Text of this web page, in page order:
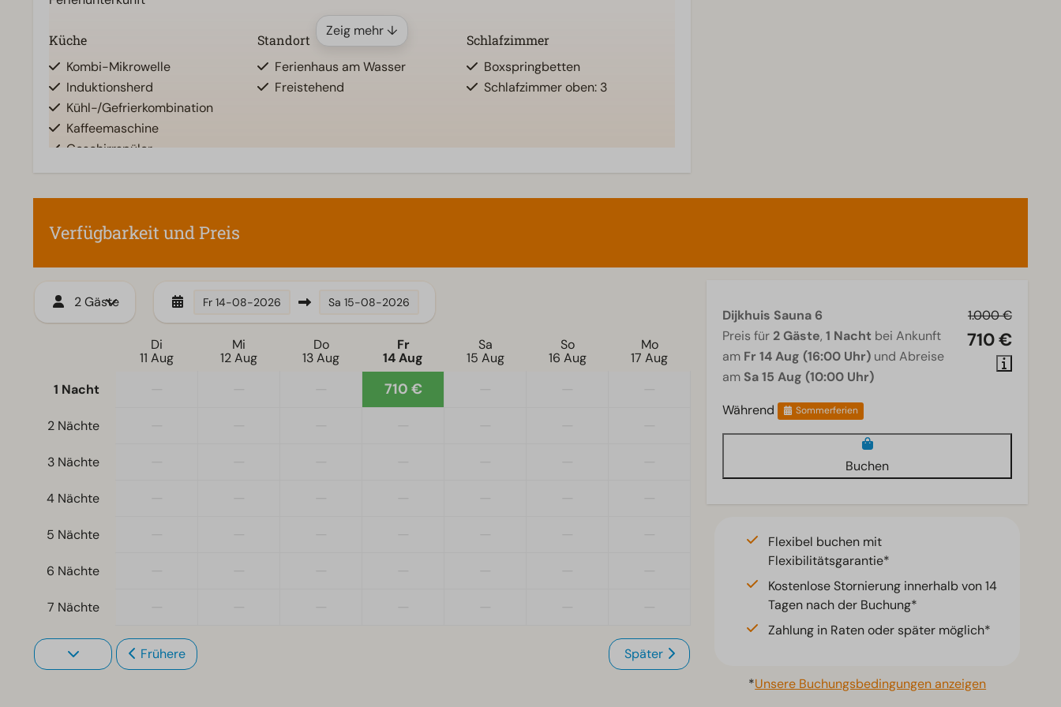
Küche
Kombi-Mikrowelle
Induktionsherd
Kühl-/Gefrierkombination
Kaffeemaschine
Geschirrspüler
Wasserkocher
Standort
Ferienhaus am Wasser
Freistehend
Schlafzimmer
Boxspringbetten
Schlafzimmer oben: 3
Waschmaschine
Zeig mehr ↓
Verfügbarkeit und Preis
2 Gäste Fr 14-08-2026 Sa 15-08-2026
Di
11 Aug
Mi
12 Aug
Do
13 Aug
Fr
14 Aug
Sa
15 Aug
So
16 Aug
Mo
17 Aug
1 Nacht
710 €
2 Nächte
3 Nächte
4 Nächte
5 Nächte
6 Nächte
7 Nächte
Frühere Später
1.000 €
710 €
Dijkhuis Sauna 6
Preis für 2 Gäste,1 Nacht bei Ankunft
am Fr 14 Aug (16:00 Uhr) und Abreise
am Sa 15 Aug (10:00 Uhr)
Während
Sommerferien
Buchen
Flexibel buchen mit
Flexibilitätsgarantie*
Kostenlose Stornierung innerhalb von 14
Tagen nach der Buchung*
Zahlung in Raten oder später möglich*
*Unsere Buchungsbedingungen anzeigen